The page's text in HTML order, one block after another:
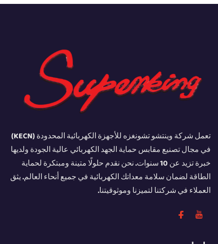
تعمل شركة وينتشو تشونغزه للأجهزة الكهربائية المحدودة (KECN)
في مجال تصنيع مقابس حماية الجهد الكهربائي عالية الجودة ولديها
خبرة تزيد عن 10 سنوات. نحن نقدم حلولًا متينة ومبتكرة لحماية
الطاقة لضمان سلامة معداتك الكهربائية في جميع أنحاء العالم. يثق
العملاء في شركتنا لتميزنا وموثوقيتنا.